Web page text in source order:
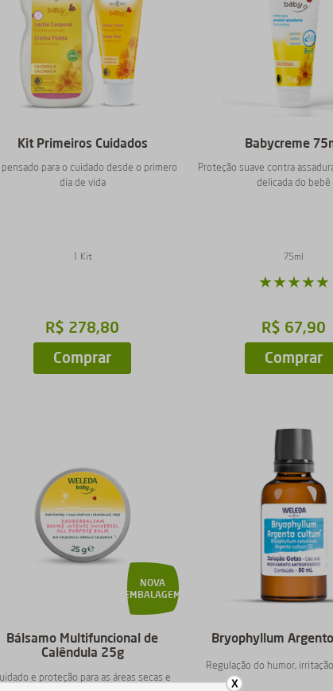
Kit Primeiros Cuidados
pensado para o cuidado desde o primero
dia de vida
1 Kit
R$ 278,80
Comprar
Babycreme
Proteção suave contra
delicada do bebê
75ml
★★★★★
R$ 67,90
Comprar
NOVA
EMBALAGEM
Bálsamo Multifuncional de
Calêndula 25g
e proteção para as áreas secas e
Bryophyllum
Regulação do humor,
X